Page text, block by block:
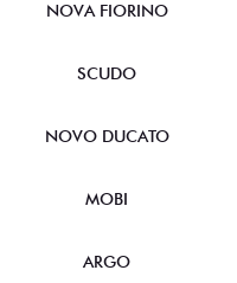
NOVA FIORINO
SCUDO
NOVO DUCATO
MOBI
ARGO